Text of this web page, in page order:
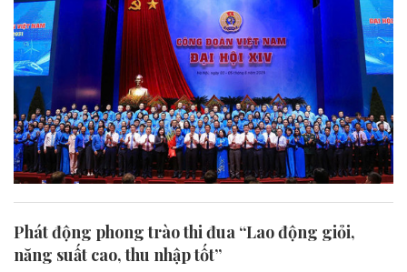
Phát động phong trào thi đua “Lao động giỏi,
năng suất cao, thu nhập tốt”